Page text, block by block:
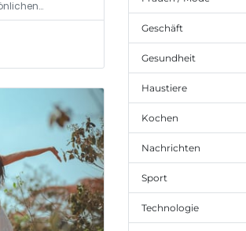
Geschäft
Gesundheit
Haustiere
Kochen
Nachrichten
Sport
Technologie